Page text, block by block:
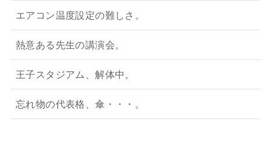
エアコン温度設定の難しさ。
熱意ある先生の講演会。
王子スタジアム、解体中。
忘れ物の代表格、傘・・・。